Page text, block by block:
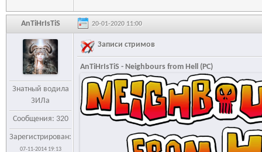
AnTiHrIsTiS 20-01-2020 11:00
Знатный водила
ЗИЛа
Сообщения: 320
Зарегистрирован:
07-11-2014 19:13
Записи стримов
AnTiHrIsTiS - Neighbours from Hell (PC)